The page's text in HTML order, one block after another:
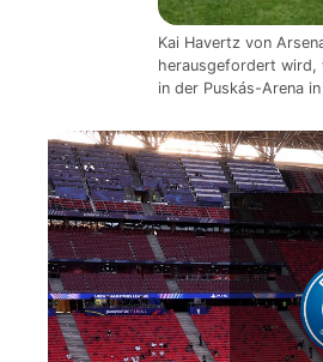
Kai Havertz von
herausgefordert wird,
in der Puskás-Arena